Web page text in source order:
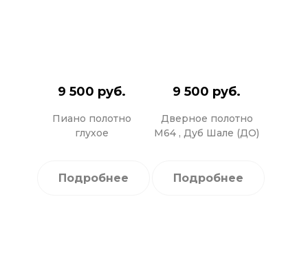
9 500 руб.
Пиано полотно
глухое
Подробнее
9 500 руб.
Дверное полотно
М64 , Дуб Шале (ДО)
Подробнее